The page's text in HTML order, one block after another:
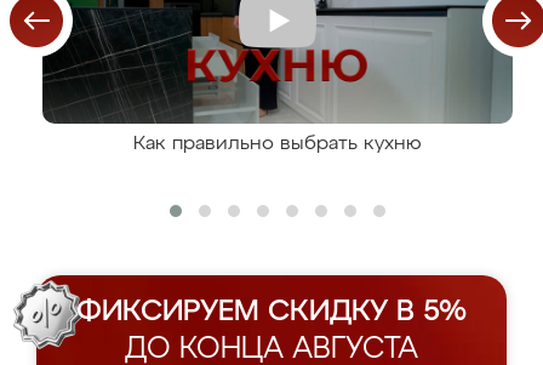
Как правильно выбрать кухню
ФИКСИРУЕМ СКИДКУ В 5%
ДО КОНЦА АВГУСТА